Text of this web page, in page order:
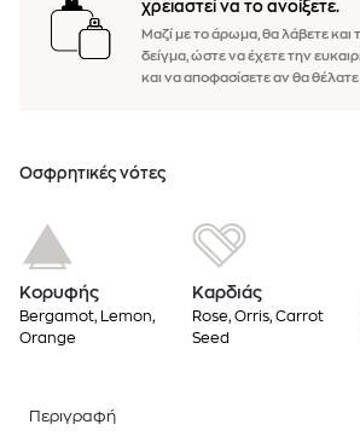
χρειαστεί να το ανοίξετε.
Μαζί με το άρωμα, θα λάβετε και
δείγμα, ώστε να έχετε την
και να αποφασίσετε αν θα
Oσφρητικές νότες
Κορυφής
Bergamot, Lemon,
Orange
Καρδιάς
Rose, Orris, Carrot
Seed
Περιγραφή